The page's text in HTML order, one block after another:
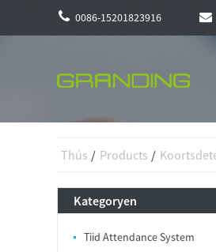
0086-15201823916
Thús Products
Kategoryen
Tiid Attendance System